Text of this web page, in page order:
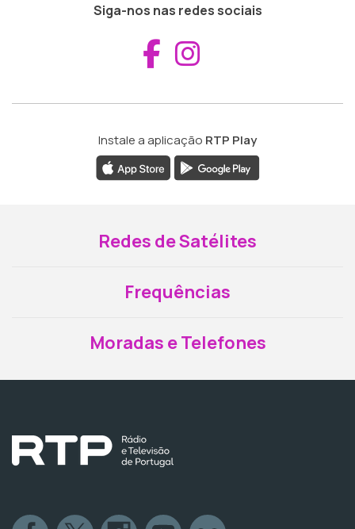
Siga-nos nas redes sociais
Aceder ao
Instale a aplicação RTP Play
Redes de Satélites
Frequências
Moradas e Telefones